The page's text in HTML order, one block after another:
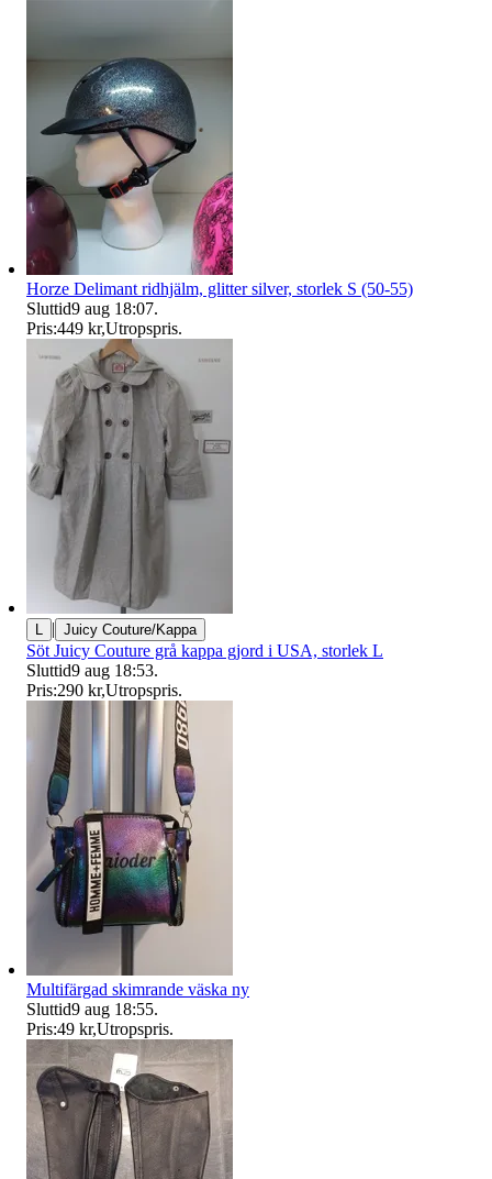
Horze Delimant ridhjälm, glitter silver, storlek S (50-55)
Sluttid9 aug 18:07.
Pris:449 kr,Utropspris.
| Juicy Couture/Kappa
Söt Juicy Couture grå kappa gjord i USA, storlek L
Sluttid9 aug 18:53.
Pris:290 kr,Utropspris.
Multifärgad skimrande väska ny
Sluttid9 aug 18:55.
Pris:49 kr,Utropspris.